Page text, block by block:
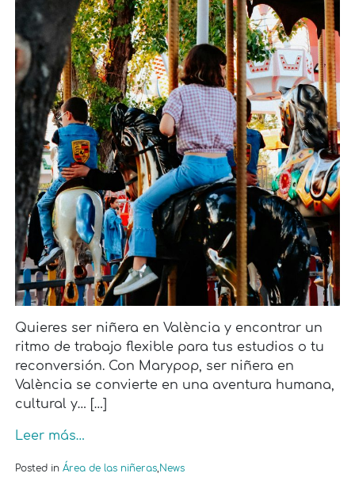
Quieres ser niñera en València y encontrar un
ritmo de trabajo flexible para tus estudios o tu
reconversión. Con Marypop, ser niñera en
València se convierte en una aventura humana,
cultural y… […]
Leer más…
Posted inÁrea de las niñeras, News